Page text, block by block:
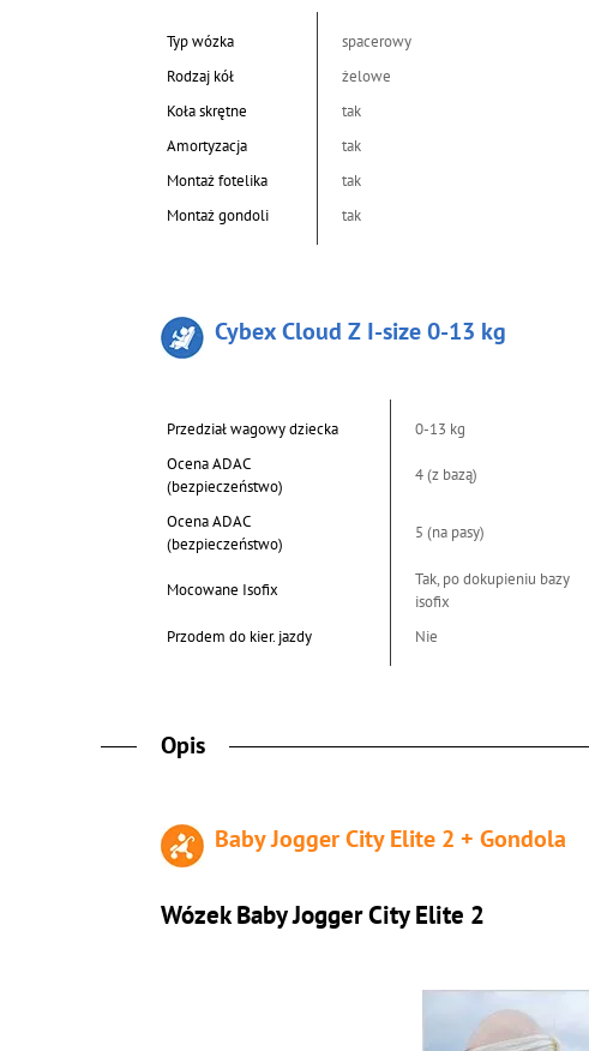
Typ wózka
spacerowy
Rodzaj kół
żelowe
Koła skrętne
tak
Amortyzacja
tak
Montaż fotelika
tak
Montaż gondoli
tak
Cybex Cloud Z I-size 0-13 kg
Przedział wagowy dziecka
0-13 kg
Ocena ADAC
(bezpieczeństwo)
4 (z bazą)
Ocena ADAC
(bezpieczeństwo)
5 (na pasy)
Mocowane Isofix
Tak, po dokupieniu bazy
isofix
Przodem do kier. jazdy
Nie
Opis
Baby Jogger City Elite 2 + Gondola
Wózek Baby Jogger City Elite 2